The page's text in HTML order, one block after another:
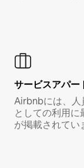
サービスアパー
Airbnbには、人
としての利用に
が掲載されてい